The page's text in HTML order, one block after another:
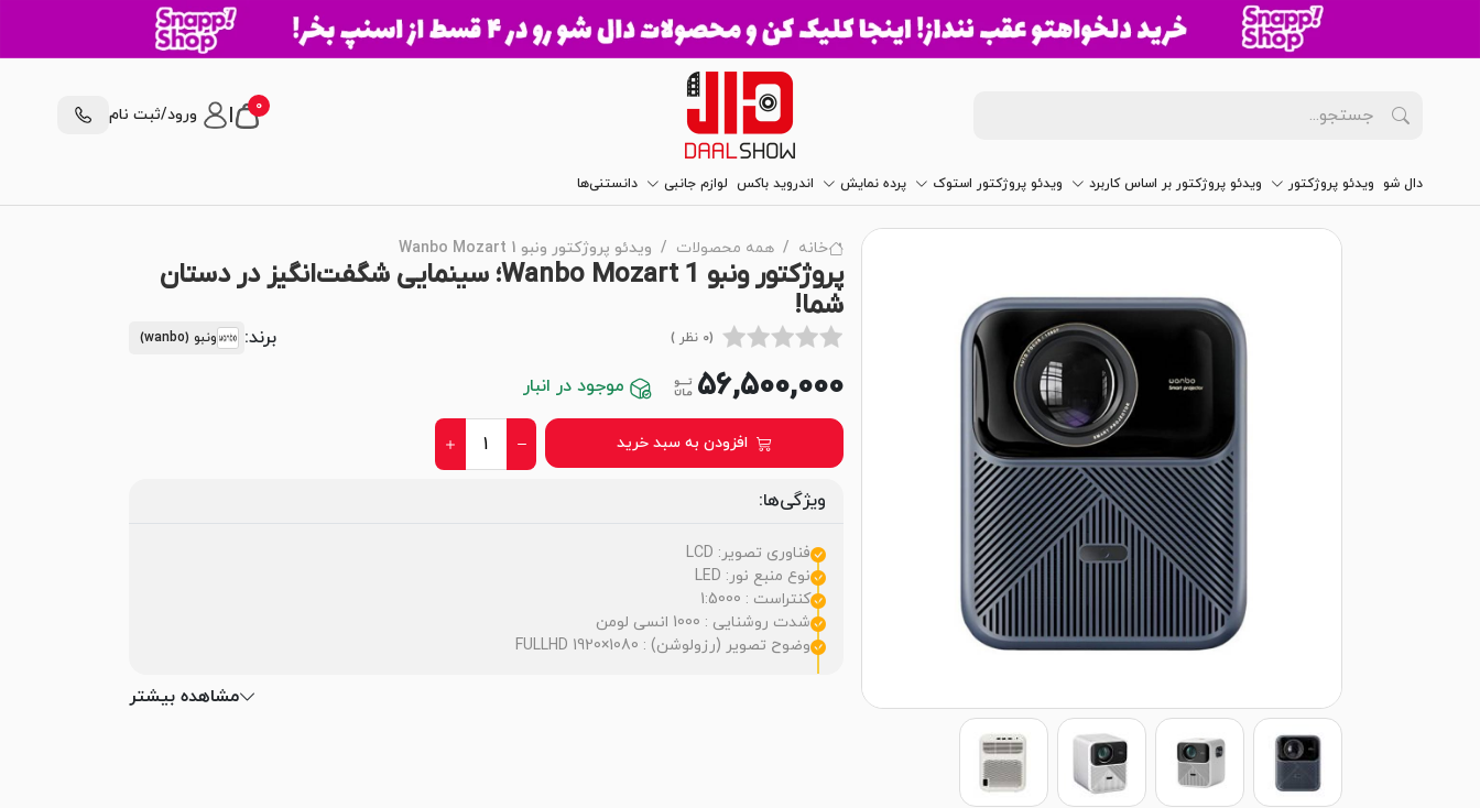
0
| ورود/ثبت نام
دال شو ویدئو پروژکتور ویدئو پروژکتور بر اساس کاربرد ویدئو پروژکتور استوک پرده نمایش اندروید باکس لوازم جانبی دانستنی‌ها
خانه همه محصولات ویدئو پروژکتور ونبو Wanbo Mozart 1
پروژکتور ونبو Wanbo Mozart 1؛ سینمایی شگفت‌انگیز در دستان
شما!
(0 نظر ) برند: ونبو (wanbo)
56,500,000 موجود در انبار
افزودن به سبد خرید
ویژگی‌ها:
فناوری تصویر: LCD
نوع منبع نور: LED
کنتراست : 1:5000
شدت روشنایی : 1000 انسی لومن
وضوح تصویر (رزولوشن) : FULLHD 1920×1080
مشاهده بیشتر